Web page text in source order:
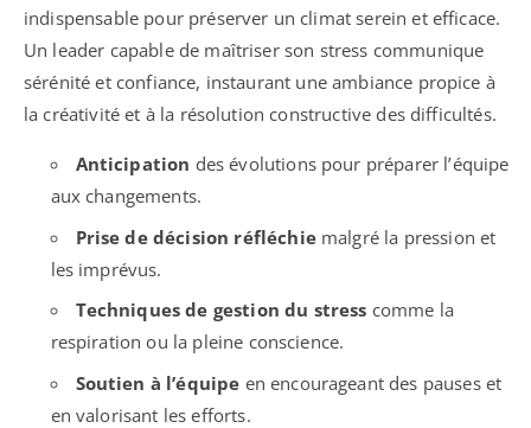
indispensable pour préserver un climat serein et efficace.
Un leader capable de maîtriser son stress communique
sérénité et confiance, instaurant une ambiance propice à
la créativité et à la résolution constructive des difficultés.
Anticipation des évolutions pour préparer l’équipe
aux changements.
Prise de décision réfléchiemalgré la pression et
les imprévus.
Techniques de gestion du stress comme la
respiration ou la pleine conscience.
Soutien à l’équipe en encourageant des pauses et
en valorisant les efforts.